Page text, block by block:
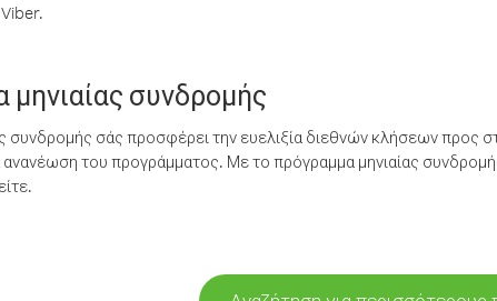
συνδρομής
συνδρομής σάς προσφέρει την ευελιξία διεθνών κλήσεων προς
του προγράμματος. Με το πρόγραμμα μηνιαίας